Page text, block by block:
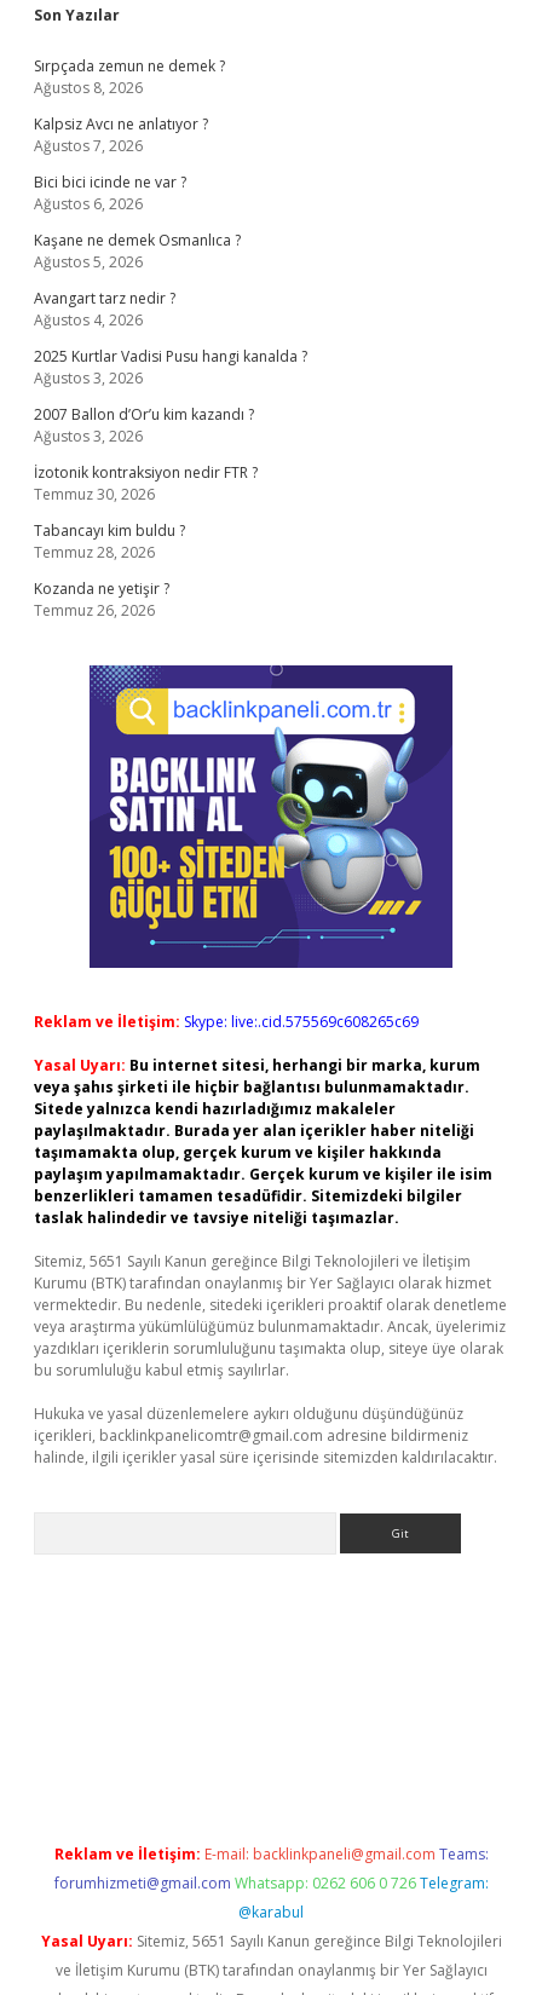
Sidebar
Son Yazılar
Sırpçada zemun ne demek ?
Ağustos 8, 2026
Kalpsiz Avcı ne anlatıyor ?
Ağustos 7, 2026
Bici bici icinde ne var ?
Ağustos 6, 2026
Kaşane ne demek Osmanlıca ?
Ağustos 5, 2026
Avangart tarz nedir ?
Ağustos 4, 2026
2025 Kurtlar Vadisi Pusu hangi kanalda ?
Ağustos 3, 2026
2007 Ballon d’Or’u kim kazandı ?
Ağustos 3, 2026
İzotonik kontraksiyon nedir FTR ?
Temmuz 30, 2026
Tabancayı kim buldu ?
Temmuz 28, 2026
Kozanda ne yetişir ?
Temmuz 26, 2026
Reklam ve İletişim: Skype: live:.cid.575569c608265c69
Yasal Uyarı: Bu internet sitesi, herhangi bir marka, kurum
veya şahıs şirketi ile hiçbir bağlantısı bulunmamaktadır.
Sitede yalnızca kendi hazırladığımız makaleler
paylaşılmaktadır. Burada yer alan içerikler haber niteliği
taşımamakta olup, gerçek kurum ve kişiler hakkında
paylaşım yapılmamaktadır. Gerçek kurum ve kişiler ile isim
benzerlikleri tamamen tesadüfidir. Sitemizdeki bilgiler
taslak halindedir ve tavsiye niteliği taşımazlar.
Sitemiz, 5651 Sayılı Kanun gereğince Bilgi Teknolojileri ve İletişim
Kurumu (BTK) tarafından onaylanmış bir Yer Sağlayıcı olarak hizmet
vermektedir. Bu nedenle, sitedeki içerikleri proaktif olarak denetleme
veya araştırma yükümlülüğümüz bulunmamaktadır. Ancak, üyelerimiz
yazdıkları içeriklerin sorumluluğunu taşımakta olup, siteye üye olarak
bu sorumluluğu kabul etmiş sayılırlar.
Hukuka ve yasal düzenlemelere aykırı olduğunu düşündüğünüz
içerikleri, backlinkpanelicomtr@gmail.com adresine bildirmeniz
halinde, ilgili içerikler yasal süre içerisinde sitemizden kaldırılacaktır.
Reklam ve İletişim: E-mail: backlinkpaneli@gmail.com Teams:
forumhizmeti@gmail.com Whatsapp: 0262 606 0 726 Telegram:
@karabul
Yasal Uyarı: Sitemiz, 5651 Sayılı Kanun gereğince Bilgi Teknolojileri
ve İletişim Kurumu (BTK) tarafından onaylanmış bir Yer Sağlayıcı